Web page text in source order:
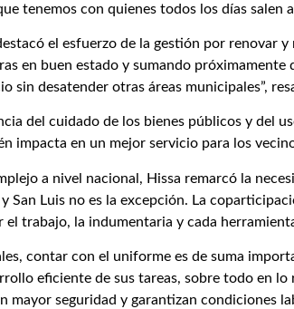
tenemos con quienes todos los días
el esfuerzo de la gestión por
en buen estado y sumando
sin desatender otras áreas municipales”,
del cuidado de los bienes públicos y del
impacta en un mejor servicio para los
a nivel nacional, Hissa remarcó la
San Luis no es la excepción. La
trabajo, la indumentaria y cada
contar con el uniforme es de suma
eficiente de sus tareas, sobre todo en
mayor seguridad y garantizan condiciones